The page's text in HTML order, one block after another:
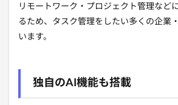
リモートワーク・プロジェクト管理など
るため、タスク管理をしたい多くの企業
います。
独自のAI機能も搭載